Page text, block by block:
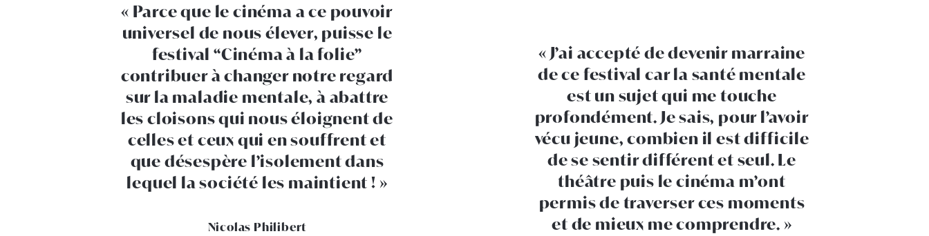
Parce que le cinéma a ce pouvoir
universel de nous élever, puisse le
festival “Cinéma à la folie”
contribuer à changer notre regard
sur la maladie mentale, à abattre
les cloisons qui nous éloignent de
celles et ceux qui en souffrent et
que désespère l’isolement dans
lequel la société les maintient !
Nicolas Philibert
J’ai accepté de devenir marraine
de ce festival car la santé mentale
est un sujet qui me touche
profondément. Je sais, pour l’avoir
vécu jeune, combien il est difficile
de se sentir différent et seul. Le
théâtre puis le cinéma m’ont
permis de traverser ces moments
et de mieux me comprendre.